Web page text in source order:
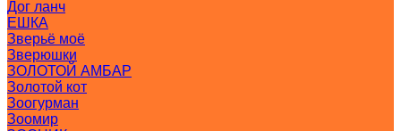
Дог ланч
ЕШКА
Зверьё моё
Зверюшки
ЗОЛОТОЙ АМБАР
Золотой кот
Зоогурман
Зоомир